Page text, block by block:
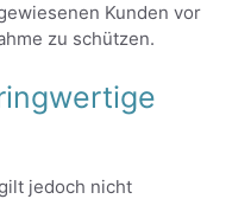
Kunden vor
zu schützen.
jedoch nicht